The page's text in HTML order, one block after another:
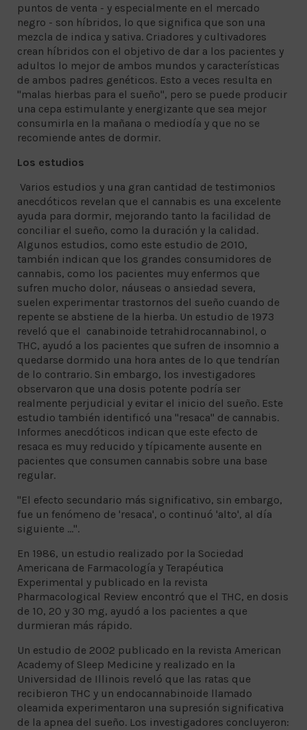
puntos de venta - y especialmente en el mercado
negro - son híbridos, lo que significa que son una
mezcla de indica y sativa. Criadores y cultivadores
crean híbridos con el objetivo de dar a los pacientes y
adultos lo mejor de ambos mundos y características
de ambos padres genéticos. Esto a veces resulta en
"malas hierbas para el sueño", pero se puede producir
una cepa estimulante y energizante que sea mejor
consumirla en la mañana o mediodía y que no se
recomiende antes de dormir.
Los estudios
Varios estudios y una gran cantidad de testimonios
anecdóticos revelan que el cannabis es una excelente
ayuda para dormir, mejorando tanto la facilidad de
conciliar el sueño, como la duración y la calidad.
Algunos estudios, como este estudio de 2010,
también indican que los grandes consumidores de
cannabis, como los pacientes muy enfermos que
sufren mucho dolor, náuseas o ansiedad severa,
suelen experimentar trastornos del sueño cuando de
repente se abstiene de la hierba. Un estudio de 1973
reveló que el canabinoide tetrahidrocannabinol, o
THC, ayudó a los pacientes que sufren de insomnio a
quedarse dormido una hora antes de lo que tendrían
de lo contrario. Sin embargo, los investigadores
observaron que una dosis potente podría ser
realmente perjudicial y evitar el inicio del sueño. Este
estudio también identificó una "resaca" de cannabis.
Informes anecdóticos indican que este efecto de
resaca es muy reducido y típicamente ausente en
pacientes que consumen cannabis sobre una base
regular.
"El efecto secundario más significativo, sin embargo,
fue un fenómeno de 'resaca', o continuó 'alto', al día
siguiente ...".
En 1986, un estudio realizado por la Sociedad
Americana de Farmacología y Terapéutica
Experimental y publicado en la revista
Pharmacological Review encontró que el THC, en dosis
de 10, 20 y 30 mg, ayudó a los pacientes a que
durmieran más rápido.
Un estudio de 2002 publicado en la revista American
Academy of Sleep Medicine y realizado en la
Universidad de Illinois reveló que las ratas que
recibieron THC y un endocannabinoide llamado
oleamida experimentaron una supresión significativa
de la apnea del sueño. Los investigadores concluyeron: